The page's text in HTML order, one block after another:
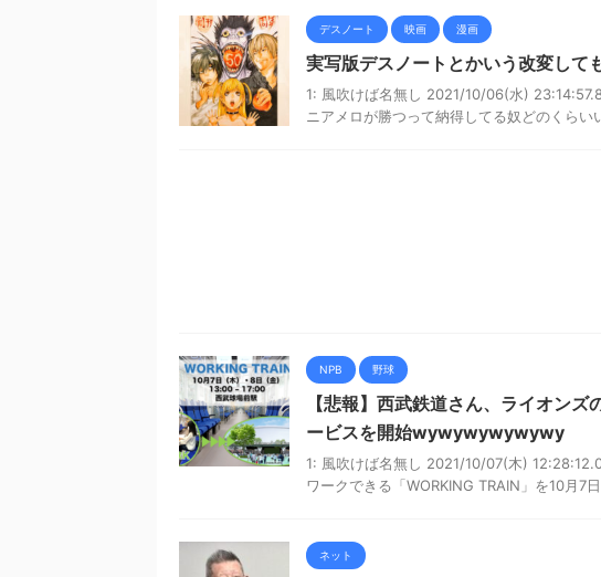
デスノート 映画 漫画
実写版デスノートとかいう改変して
1: 風吹けば名無し 2021/10/06(水)
ニアメロが勝つって納得してる奴どのくら
NPB 野球
【悲報】西武鉄道さん、ライオン
ービスを開始wywywywywywy
1: 風吹けば名無し 2021/10/07(木)
ワークできる「WORKING TRAIN」を10月7
ネット